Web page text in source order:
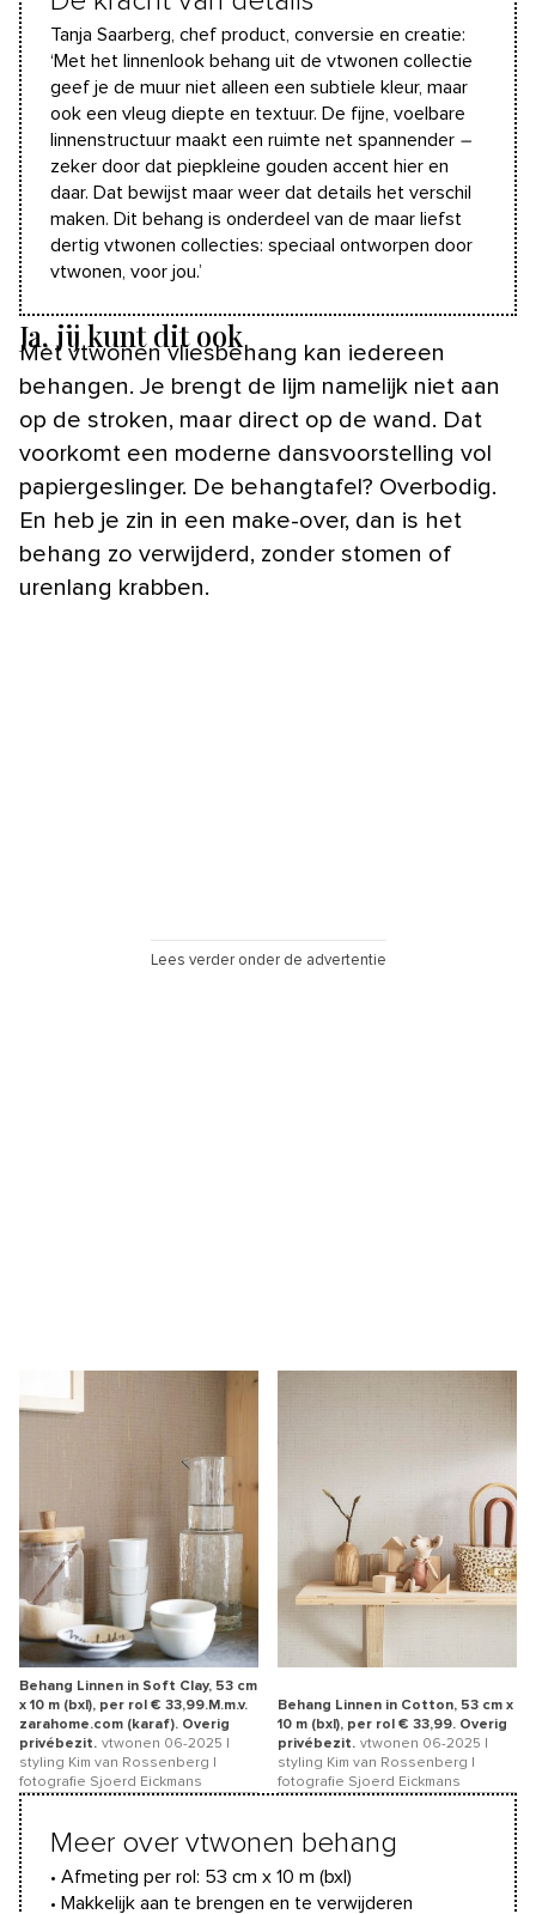
Tanja Saarberg, chef product, conversie en creatie:
‘Met het linnenlook behang uit de vtwonen collectie
geef je de muur niet alleen een subtiele kleur, maar
ook een vleug diepte en textuur. De fijne, voelbare
linnenstructuur maakt een ruimte net spannender –
zeker door dat piepkleine gouden accent hier en
daar. Dat bewijst maar weer dat details het verschil
maken. Dit behang is onderdeel van de maar liefst
dertig vtwonen collecties: speciaal ontworpen door
vtwonen, voor jou.’
Ja, jij kunt dit ook
Met vtwonen vliesbehang kan iedereen
behangen. Je brengt de lijm namelijk niet aan
op de stroken, maar direct op de wand. Dat
voorkomt een moderne dansvoorstelling vol
papiergeslinger. De behangtafel? Overbodig.
En heb je zin in een make-over, dan is het
behang zo verwijderd, zonder stomen of
urenlang krabben.
Lees verder onder de advertentie
Behang Linnen in Soft Clay, 53 cm
x 10 m (bxl), per rol € 33,99.M.m.v.
zarahome.com (karaf). Overig
privébezit. vtwonen 06-2025 |
styling Kim van Rossenberg |
fotografie Sjoerd Eickmans
Behang Linnen in Cotton, 53 cm x
10 m (bxl), per rol € 33,99. Overig
privébezit. vtwonen 06-2025 |
styling Kim van Rossenberg |
fotografie Sjoerd Eickmans
Meer over vtwonen behang
• Afmeting per rol: 53 cm x 10 m (bxl)
• Makkelijk aan te brengen en te verwijderen